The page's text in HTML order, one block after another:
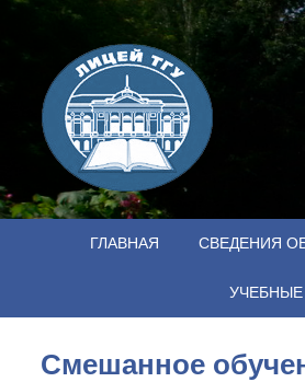
ГЛАВНАЯ СВЕДЕНИЯ
Cмешанное